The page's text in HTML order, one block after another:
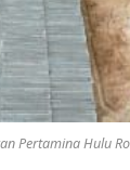
Pertamina Hulu